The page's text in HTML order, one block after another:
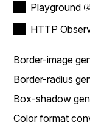
Playground
HTTP
Border-image
Border-radius
Box-shadow
Color format